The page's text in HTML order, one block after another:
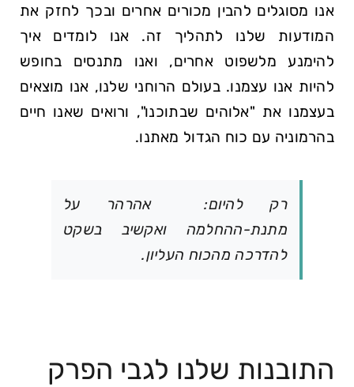
אנו מסוגלים להבין מכורים אחרים ובכך לחזק את
המודעות שלנו לתהליך זה. אנו לומדים איך
להימנע מלשפוט אחרים, ואנו מתנסים בחופש
להיות אנו עצמנו. בעולם הרוחני שלנו, אנו מוצאים
בעצמנו את
אלוהים שבתוכנו , ורואים שאנו חיים
בהרמוניה עם כוח הגדול מאתנו.
רק להיום: אהרהר על
מתנת-ההחלמה ואקשיב בשקט
להדרכה מהכוח העליון.
התובנות שלנו לגבי הפרק